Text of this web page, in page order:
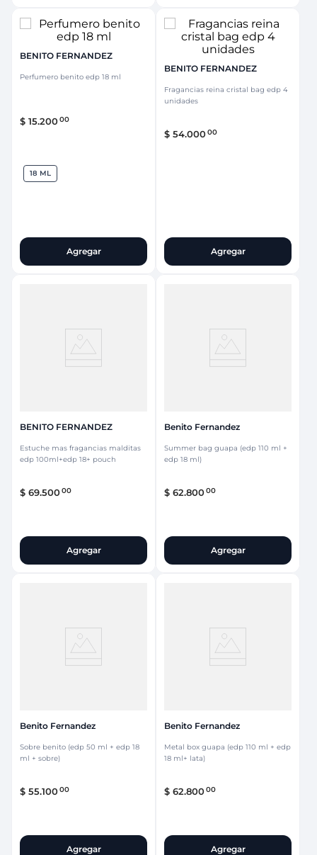
BENITO FERNANDEZ
Perfumero benito edp 18 ml
$ 15.20000
18 ML
Agregar
BENITO FERNANDEZ
Fragancias reina cristal bag edp 4
unidades
$ 54.00000
Agregar
BENITO FERNANDEZ
Estuche mas fragancias malditas
edp 100ml+edp 18+ pouch
$ 69.50000
Agregar
Benito Fernandez
Summer bag guapa (edp 110 ml +
edp 18 ml)
$ 62.80000
Agregar
Benito Fernandez
Sobre benito (edp 50 ml + edp 18
ml + sobre)
$ 55.10000
Agregar
Benito Fernandez
Metal box guapa (edp 110 ml + edp
18 ml+ lata)
$ 62.80000
Agregar